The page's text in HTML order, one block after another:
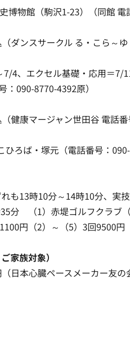
物館（駒沢1-23）（同館 電
スサークル る・こら～ゆ
4、エクセル基礎・応用＝
090-8770-4392原）
康マージャン世田谷 電話番
ば・塚元（電話番号：090-
も13時10分～14時10分、実
分 （1）赤堤ゴルフクラ
円（2）～（5）3回9500
家族対象）
本心臓ペースメーカー友の